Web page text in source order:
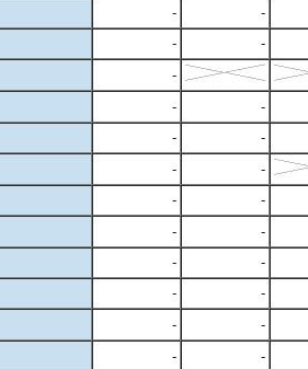
- -
- -
-
- -
- -
-
-
- -
- -
- -
- -
- -
- -